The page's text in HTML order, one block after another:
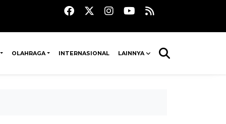
OLAHRAGA INTERNASIONAL LAINNYA